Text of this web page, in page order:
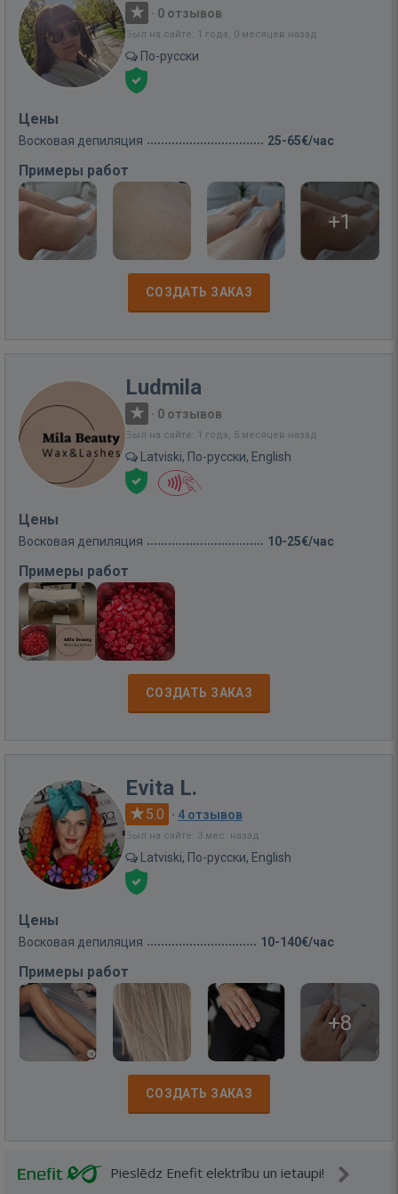
· 0 отзывов
Был на сайте: 1 года, 0 месяцев назад
По-русски
Цены
Восковая депиляция 25-65€/час
Примеры работ
+1
СОЗДАТЬ ЗАКАЗ
Ludmila
· 0 отзывов
Был на сайте: 1 года, 5 месяцев назад
Latviski, По-русски, English
Цены
Восковая депиляция 10-25€/час
Примеры работ
СОЗДАТЬ ЗАКАЗ
Evita L.
5.0 · 4 отзывов
Был на сайте: 3 мес. назад
Latviski, По-русски, English
Цены
Восковая депиляция 10-140€/час
Примеры работ
+8
СОЗДАТЬ ЗАКАЗ
Pieslēdz Enefit elektrību un ietaupi!